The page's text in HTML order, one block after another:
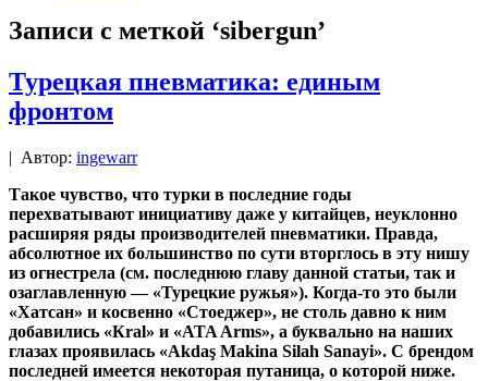
Записи с меткой ‘sibergun’
Турецкая пневматика: единым
фронтом
| Автор: ingewarr
Такое чувство, что турки в последние годы
перехватывают инициативу даже у китайцев, неуклонно
расширяя ряды производителей пневматики. Правда,
абсолютное их большинство по сути вторглось в эту нишу
из огнестрела (см. последнюю главу данной статьи, так и
озаглавленную — «Турецкие ружья»). Когда-то это были
«Хатсан» и косвенно «Стоеджер», не столь давно к ним
добавились «Кral» и «ATA Arms», а буквально на наших
глазах проявилась «Akdaş Makina Silah Sanayi». С брендом
последней имеется некоторая путаница, о которой ниже.